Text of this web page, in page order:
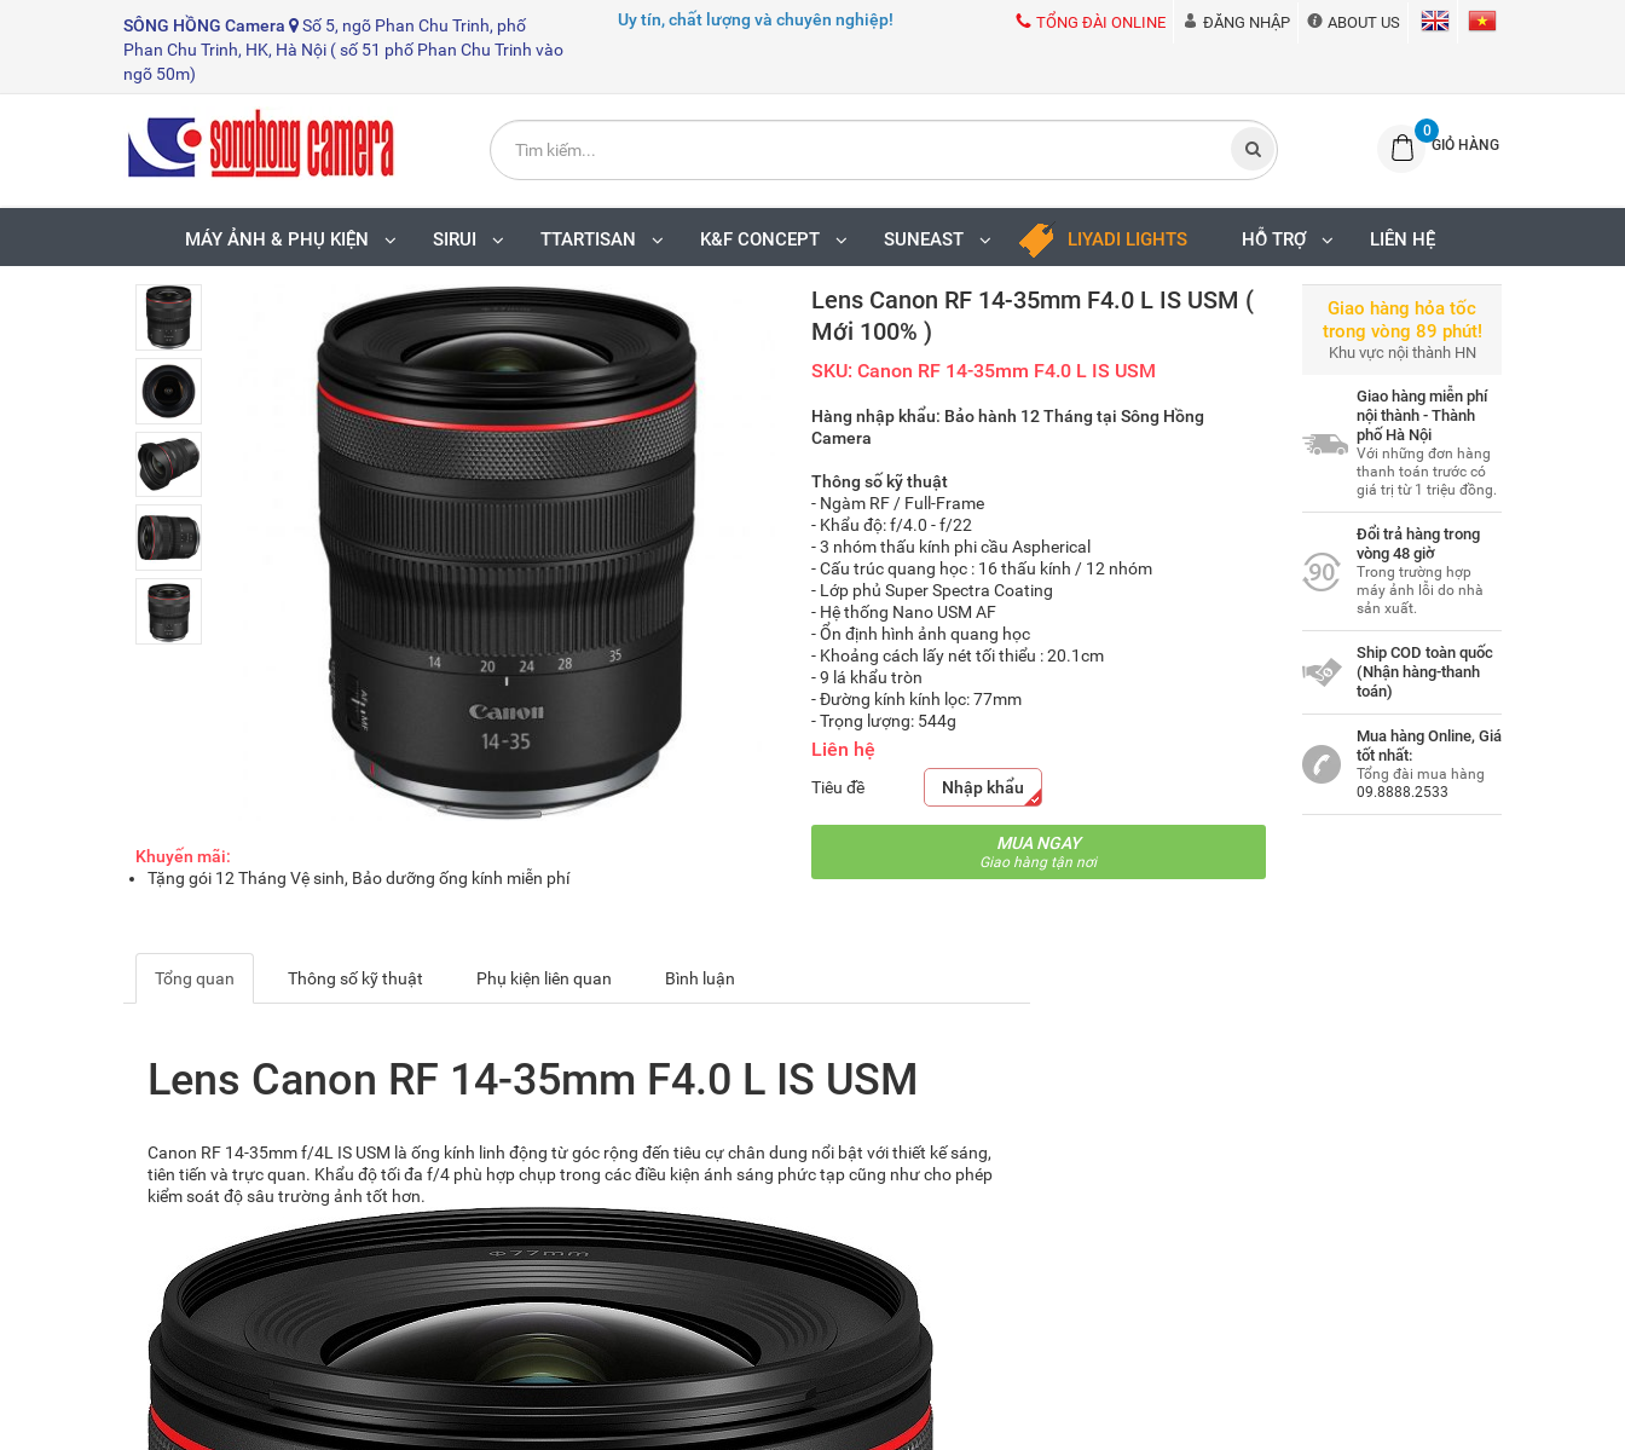
SÔNG HỒNG Camera
Số 5, ngõ Phan Chu Trinh, phố
Phan Chu Trinh, HK, Hà Nội ( số 51 phố Phan Chu Trinh vào
ngõ 50m)
Uy tín, chất lượng và chuyên nghiệp! TỔNG ĐÀI ONLINE ĐĂNG NHẬP ABOUT US
0
GIỎ HÀNG
MÁY ẢNH & PHỤ KIỆN SIRUI TTARTISAN K&F CONCEPT SUNEAST LIYADI LIGHTS HỖ TRỢ LIÊN HỆ
Khuyến mãi:
Tặng gói 12 Tháng Vệ sinh, Bảo dưỡng ống kính miễn phí
Lens Canon RF 14-35mm F4.0 L IS USM (
Mới 100% )
SKU: Canon RF 14-35mm F4.0 L IS USM
Hàng nhập khẩu: Bảo hành 12 Tháng tại Sông Hồng
Camera
Thông số kỹ thuật
- Ngàm RF / Full-Frame
- Khẩu độ: f/4.0 - f/22
-3 nhóm thấu kính phi cầu Aspherical
-Cấu trúc quang học : 16 thấu kính / 12 nhóm
- Lớp phủ Super Spectra Coating
- Hệ thống Nano USM AF
- Ổn định hình ảnh quang học
- Khoảng cách lấy nét tối thiểu : 20.1cm
- 9 lá khẩu tròn
- Đường kính kính lọc: 77mm
- Trọng lượng: 544g
Liên hệ
Tiêu đề Nhập khẩu
MUA NGAY
Giao hàng tận nơi
Giao hàng hỏa tốc
trong vòng 89 phút!
Khu vực nội thành HN
Giao hàng miễn phí
nội thành - Thành
phố Hà Nội
Với những đơn hàng
thanh toán trước có
giá trị từ 1 triệu đồng.
Đổi trả hàng trong
vòng 48 giờ
Trong trường hợp
máy ảnh lỗi do nhà
sản xuất.
Ship COD toàn quốc
(Nhận hàng-thanh
toán)
Mua hàng Online, Giá
tốt nhất:
Tổng đài mua hàng
09.8888.2533
Tổng quan Thông số kỹ thuật Phụ kiện liên quan Bình luận
Lens Canon RF 14-35mm F4.0 L IS USM
Canon RF 14-35mm f/4L IS USM là ống kính linh động từ góc rộng đến tiêu cự chân dung nổi bật với thiết kế sáng,
tiên tiến và trực quan. Khẩu độ tối đa f/4 phù hợp chụp trong các điều kiện ánh sáng phức tạp cũng như cho phép
kiểm soát độ sâu trường ảnh tốt hơn.